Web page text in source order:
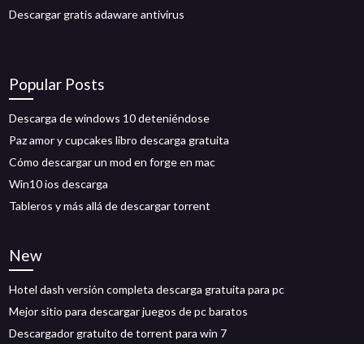
Descargar gratis adaware antivirus
Popular Posts
Descarga de windows 10 deteniéndose
Paz amor y cupcakes libro descarga gratuita
Cómo descargar un mod en forge en mac
Win10 ios descarga
Tableros y más allá de descargar torrent
New
Hotel dash versión completa descarga gratuita para pc
Mejor sitio para descargar juegos de pc baratos
Descargador gratuito de torrent para win 7